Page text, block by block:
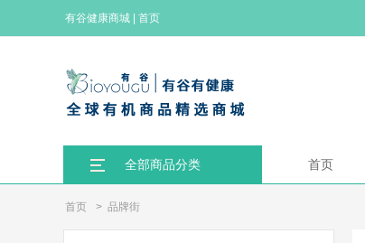
有谷健康商城 首页
全部商品分类 首页
首页 > 品牌街